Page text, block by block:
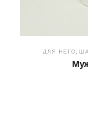
ДЛЯ НЕГО